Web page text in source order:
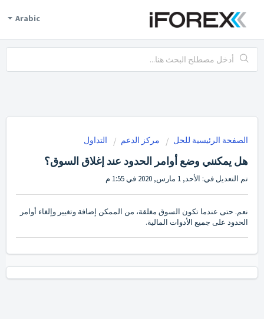
Arabic
الصفحة الرئيسية للحل مركز الدعم التداول
هل يمكنني وضع أوامر الحدود عند إغلاق السوق؟
تم التعديل في: الأحد, 1 مارس, 2020 في 1:55 م
نعم. حتى عندما تكون السوق مغلقة، من الممكن إضافة وتغيير وإلغاء أوامر
الحدود على جميع الأدوات المالية.